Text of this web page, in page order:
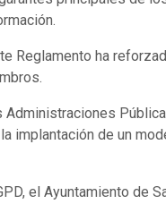
Reglamento ha
implantación de un
el Ayuntamiento de